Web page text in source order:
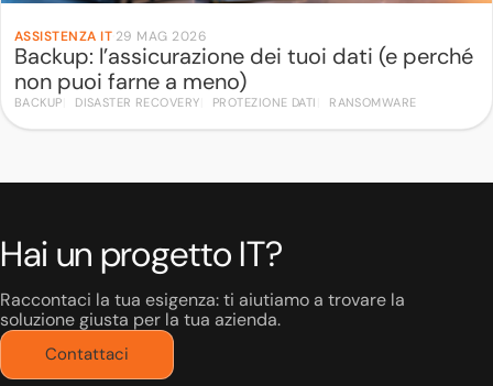
ASSISTENZA IT 29 MAG 2026
Backup: l’assicurazione dei tuoi dati (e perché
non puoi farne a meno)
BACKUP DISASTER RECOVERY PROTEZIONE DATI RANSOMWARE
Hai un progetto IT?
Raccontaci la tua esigenza: ti aiutiamo a trovare la
soluzione giusta per la tua azienda.
Contattaci